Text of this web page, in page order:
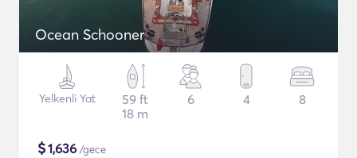
Ocean Schooner
Yelkenli Yat
59 ft
18 m
6 4 8
$1,636 /gece